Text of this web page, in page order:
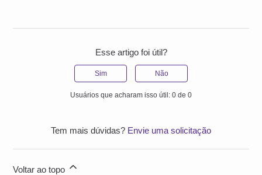
Esse artigo foi útil?
Sim Não
Usuários que acharam isso útil: 0 de 0
Tem mais dúvidas? Envie uma solicitação
Voltar ao topo